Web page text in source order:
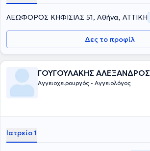
ΛΕΩΦΟΡΟΣ ΚΗΦΙΣΙΑΣ 51, Αθήνα, ΑΤΤΙΚΗ
Δες το προφίλ
ΓΟΥΓΟΥΛΑΚΗΣ ΑΛΕΞΑΝΔΡΟΣ
Αγγειοχειρουργός - Αγγειολόγος
Ιατρείο 1